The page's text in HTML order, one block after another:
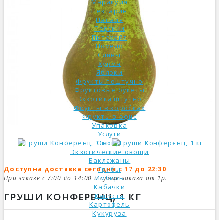
Маракуйя
Нектарин
Папайя
Персики
Питахайя
Помело
Сливы
Хурма
Яблоки
Фрукты поштучно
Фруктовые букеты
Экзотика штучно
Фрукты в коробках
Фрукты в офис
Упаковка
Услуги
Овощи
Экзотические овощи
Баклажаны
Грибы
Имбирь
Кабачки
Капуста
Картофель
Кукуруза
Доступна доставка сегодня с 17 до 22:30
При заказе с 7:00 до 14:00 и сумме заказа от 1р.
ГРУШИ КОНФЕРЕНЦ, 1 КГ